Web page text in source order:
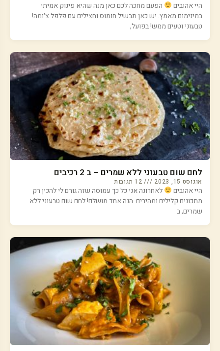
היי אהובים
הפעם מחכה לכם כאן מנה שהיא פינוק אמיתי
במינימום מאמץ. יש כאן תבשיל חומוס וחצילים עם פלפל צ׳ומה!
טבעוני וטעים ממש! בפועל,
לחם שום טבעוני ללא שמרים – ב 2 רכיבים
אוגוסט 15, 2023 12 תגובות
היי אהובים
לאחרונה אני כל כך עמוסה שזה גורם לי להכין רק
מתכונים קלילים ומהירים. הנה אחד מושלם! לחם שום טבעוני ללא
שמרים, ב